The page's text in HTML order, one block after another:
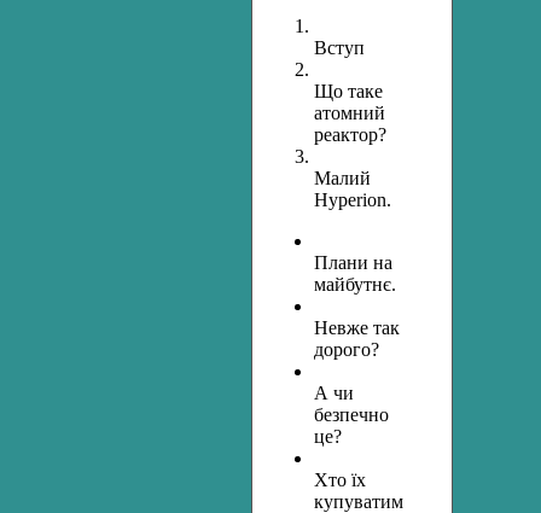
Вступ
Що таке
атомний
реактор?
Малий
Hyperion.
Плани на
майбутнє.
Невже так
дорого?
А чи
безпечно
це?
Хто їх
купуватиме?